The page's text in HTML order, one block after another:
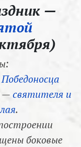
—
святителя и
.
боковые